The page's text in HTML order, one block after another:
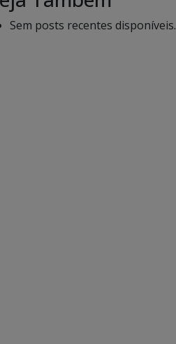
Sem posts recentes disponíveis.